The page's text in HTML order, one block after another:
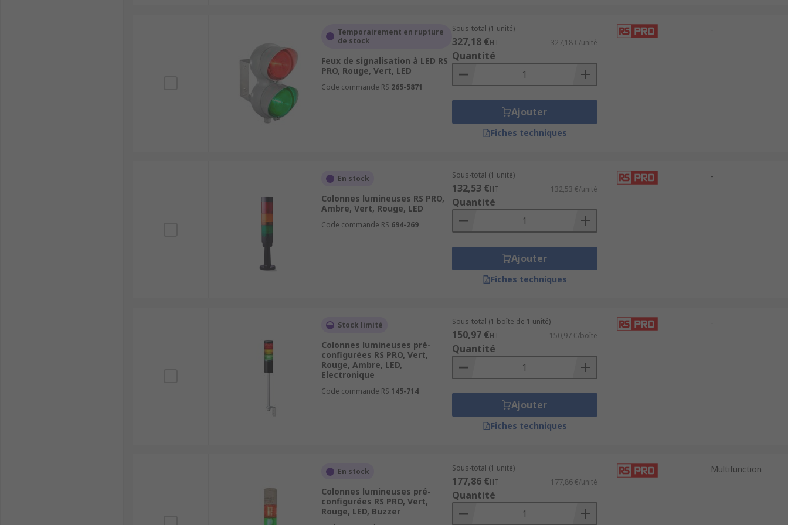
Temporairement en rupture
de stock
Feux de signalisation à LED RS
PRO, Rouge, Vert, LED
Code commande RS 265-5871
Sous-total (1 unité)
327,18 €HT 327,18 €/unité
Quantité
Ajouter
Fiches techniques
-
En stock
Colonnes lumineuses RS PRO,
Ambre, Vert, Rouge, LED
Code commande RS 694-269
Sous-total (1 unité)
132,53 €HT 132,53 €/unité
Quantité
Ajouter
Fiches techniques
-
Stock limité
Colonnes lumineuses pré-
configurées RS PRO, Vert,
Rouge, Ambre, LED,
Electronique
Code commande RS 145-714
Sous-total (1 boîte de 1 unité)
150,97 €HT 150,97 €/boîte
Quantité
Ajouter
Fiches techniques
-
En stock
Colonnes lumineuses pré-
configurées RS PRO, Vert,
Rouge, LED, Buzzer
Sous-total (1 unité)
177,86 €HT 177,86 €/unité
Quantité
Multifunction